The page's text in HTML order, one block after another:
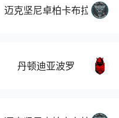
迈克坚尼卓柏卡布拉
丹顿迪亚波罗